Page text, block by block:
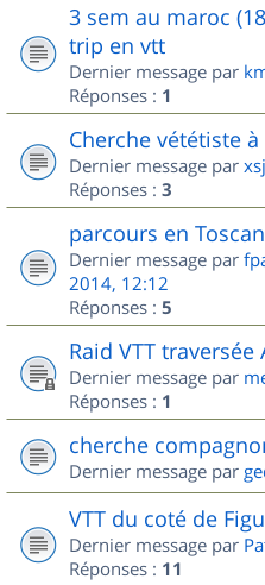
3 sem au maroc
trip en vtt
Dernier message par
Réponses : 1
Cherche vététiste
Dernier message par
Réponses : 3
parcours en
Dernier message par
2014, 12:12
Réponses : 5
Raid VTT traversée
Dernier message par
Réponses : 1
cherche
Dernier message par
VTT du coté de
Dernier message par
Réponses : 11